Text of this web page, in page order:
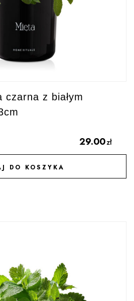
czarna z białym
29.00zł
DO KOSZYKA
DO ULUBIONYCH